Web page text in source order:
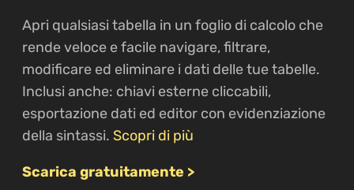
Apri qualsiasi tabella in un foglio di calcolo che
rende veloce e facile navigare, filtrare,
modificare ed eliminare i dati delle tue tabelle.
Inclusi anche: chiavi esterne cliccabili,
esportazione dati ed editor con evidenziazione
della sintassi. Scopri di più
Scarica gratuitamente >